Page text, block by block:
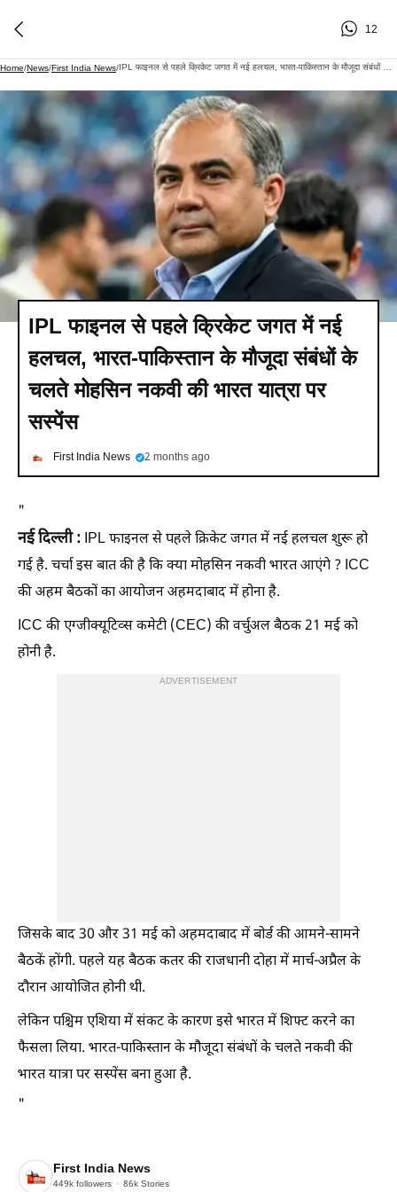
12
Home/News/First India News/
IPL फाइनल से पहले क्रिकेट जगत में नई
हलचल, भारत-पाकिस्तान के मौजूदा संबंधों के
चलते मोहसिन नकवी की भारत यात्रा पर
सस्पेंस
First India News 2 months ago
"
नई दिल्ली : IPL फाइनल से पहले क्रिकेट जगत में नई हलचल शुरू हो
गई है. चर्चा इस बात की है कि क्या मोहसिन नकवी भारत आएंगे ? ICC
की अहम बैठकों का आयोजन अहमदाबाद में होना है.
ICC की एग्जीक्यूटिव्स कमेटी (CEC) की वर्चुअल बैठक 21 मई को
होनी है.
ADVERTISEMENT
जिसके बाद 30 और 31 मई को अहमदाबाद में बोर्ड की आमने-सामने
बैठकें होंगी. पहले यह बैठक कतर की राजधानी दोहा में मार्च-अप्रैल के
दौरान आयोजित होनी थी.
लेकिन पश्चिम एशिया में संकट के कारण इसे भारत में शिफ्ट करने का
फैसला लिया. भारत-पाकिस्तान के मौजूदा संबंधों के चलते नकवी की
भारत यात्रा पर सस्पेंस बना हुआ है.
"
First India News
449k followers 86k Stories